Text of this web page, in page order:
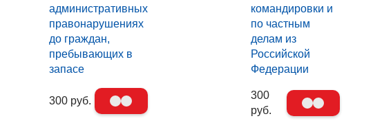
административных
правонарушениях
до граждан,
пребывающих в
запасе
300 руб.
командировки и
по частным
делам из
Российской
Федерации
300
руб.